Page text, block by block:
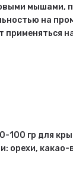
мышами,
на
применяться
100 гр для
орехи, какао-